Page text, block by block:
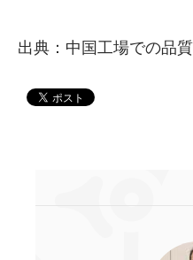
出典：中国工場での品